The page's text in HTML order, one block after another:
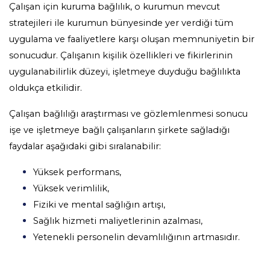
Çalışan için kuruma bağlılık, o kurumun mevcut
stratejileri ile kurumun bünyesinde yer verdiği tüm
uygulama ve faaliyetlere karşı oluşan memnuniyetin bir
sonucudur. Çalışanın kişilik özellikleri ve fikirlerinin
uygulanabilirlik düzeyi, işletmeye duyduğu bağlılıkta
oldukça etkilidir.
Çalışan bağlılığı araştırması ve gözlemlenmesi sonucu
işe ve işletmeye bağlı çalışanların şirkete sağladığı
faydalar aşağıdaki gibi sıralanabilir:
Yüksek performans,
Yüksek verimlilik,
Fiziki ve mental sağlığın artışı,
Sağlık hizmeti maliyetlerinin azalması,
Yetenekli personelin devamlılığının artmasıdır.